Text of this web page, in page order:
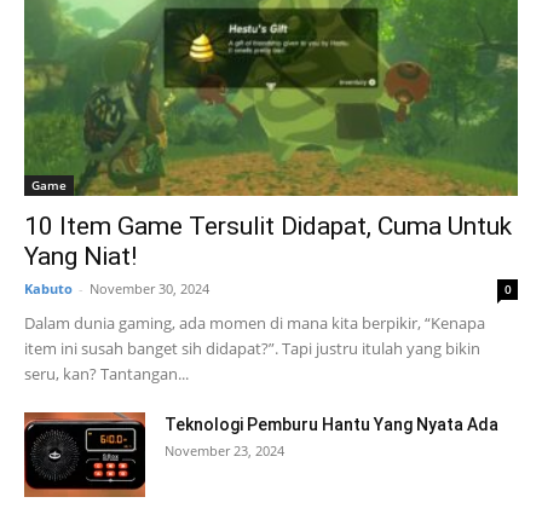
Game
10 Item Game Tersulit Didapat, Cuma Untuk
Yang Niat!
Kabuto - November 30, 2024 0
Dalam dunia gaming, ada momen di mana kita berpikir, “Kenapa
item ini susah banget sih didapat?”. Tapi justru itulah yang bikin
seru, kan? Tantangan...
Teknologi Pemburu Hantu Yang Nyata Ada
November 23, 2024